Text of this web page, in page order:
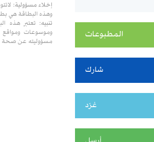
المطبوعات
شارك
غرّد
إخلاء مسؤولية:
وهذه البطاقة هي
تنبيه: تعتبر هذه
وموسوعات ومواقع
مسؤوليته عن صحة